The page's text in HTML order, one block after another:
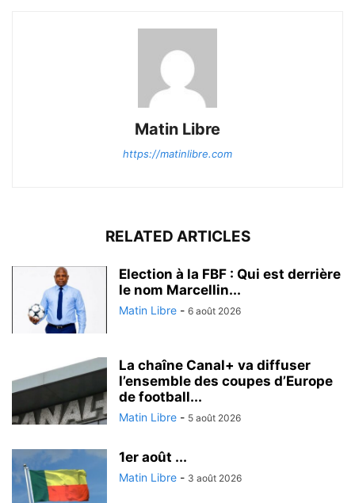
Matin Libre
https://matinlibre.com
RELATED ARTICLES
Election à la FBF : Qui est derrière
le nom Marcellin...
Matin Libre - 6 août 2026
La chaîne Canal+ va diffuser
l’ensemble des coupes d’Europe
de football...
Matin Libre - 5 août 2026
1er août ...
Matin Libre - 3 août 2026